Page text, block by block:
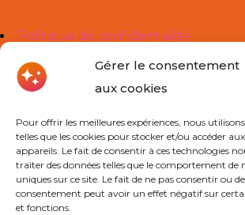
Gérer le consentement
aux cookies
Pour offrir les meilleures expériences, nous
telles que les cookies pour stocker et/ou accéder
appareils. Le fait de consentir à ces technologies
traiter des données telles que le comportement de
uniques sur ce site. Le fait de ne pas consentir ou
consentement peut avoir un effet négatif sur
et fonctions.
Politique de confidentialité
Mentions légales
À propos de nous
Cours Particuliers
Actualités